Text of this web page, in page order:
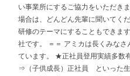
い事業所にするご協力をいただき
場合は、どんどん先輩に聞いてく
研修のテーマにすることもできま
社です。 ＝＝ アミカは長くみな
ています。 ★正社員登用実績多
⇒（子供成長）正社員 といった生